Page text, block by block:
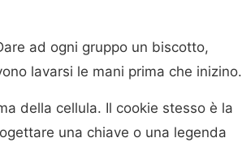
ad ogni gruppo un biscotto,
lavarsi le mani prima che inizino.
della cellula. Il cookie stesso è la
una chiave o una legenda